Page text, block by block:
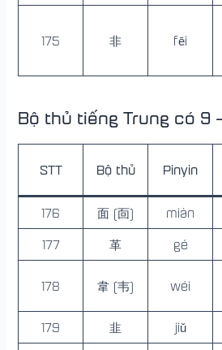
175 非 fēi
Bộ thủ tiếng Trung có 9
STT Bộ thủ Pinyin
176 面 (靣) miàn
177
革 gé
178 韋 (韦) wéi
179
韭 jiǔ